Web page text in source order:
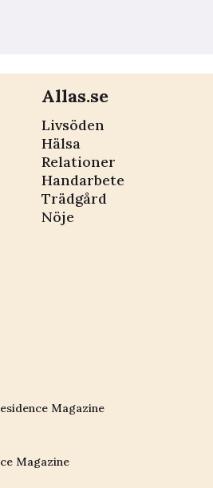
Allas.se
Livsöden
Hälsa
Relationer
Handarbete
Trädgård
Nöje
Magazine
Magazine